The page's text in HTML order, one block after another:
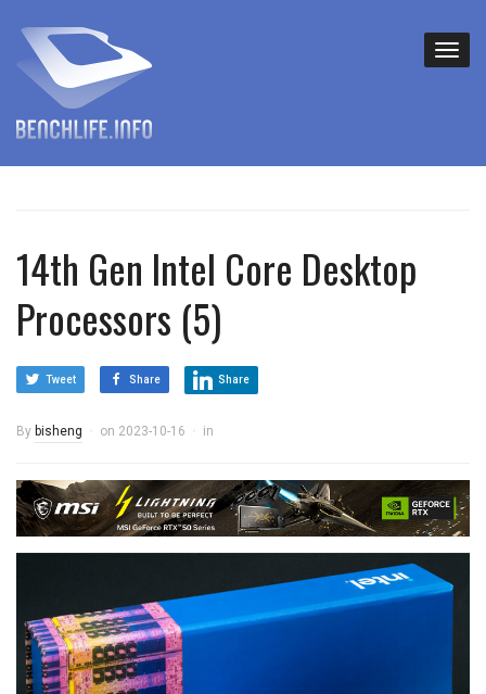
14th Gen Intel Core Desktop
Processors (5)
Tweet Share Share
By bisheng on 2023-10-16 in